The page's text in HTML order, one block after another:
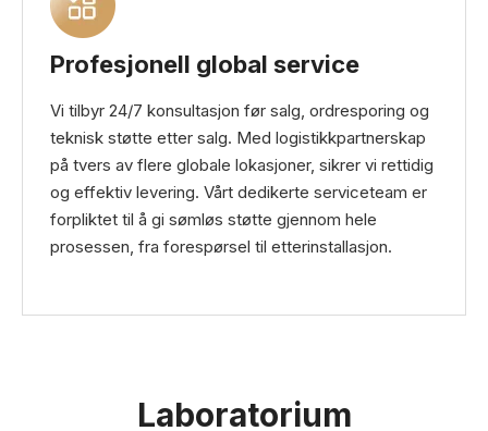
Profesjonell global service
Vi tilbyr 24/7 konsultasjon før salg, ordresporing og
teknisk støtte etter salg. Med logistikkpartnerskap
på tvers av flere globale lokasjoner, sikrer vi rettidig
og effektiv levering. Vårt dedikerte serviceteam er
forpliktet til å gi sømløs støtte gjennom hele
prosessen, fra forespørsel til etterinstallasjon.
Laboratorium